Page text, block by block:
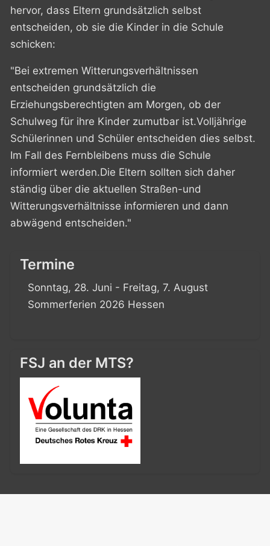
hervor, dass Eltern grundsätzlich selbst
entscheiden, ob sie die Kinder in die Schule
schicken:
"Bei extremen Witterungsverhältnissen
entscheiden grundsätzlich die
Erziehungsberechtigten am Morgen, ob der
Schulweg für ihre Kinder zumutbar ist.Volljährige
Schülerinnen und Schüler entscheiden dies selbst.
Im Fall des Fernbleibens muss die Schule
informiert werden.Die Eltern sollten sich daher
ständig über die aktuellen Straßen-und
Witterungsverhältnisse informieren und dann
abwägend entscheiden."
Termine
Sonntag, 28. Juni - Freitag, 7. August
Sommerferien 2026 Hessen
FSJ an der MTS?